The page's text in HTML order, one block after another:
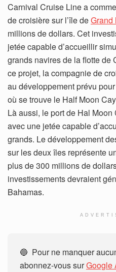
Carnival Cruise Line a
de croisière sur l’île deGrand
millions de dollars. Cet
jetée capable d’accueillir
grands navires de la flotte de
ce projet, la compagnie de
au développement prévu
où se trouve le Half Moon
Là aussi, le port de Hal
avec une jetée capable
grands. Le développement
sur les deux îles représente
plus de 300 millions de
investissements devraient
Bahamas.
🔵 Pour ne manquer
abonnez-vous surGoogle